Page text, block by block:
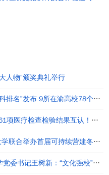
人物”颁奖典礼举行
【重庆日报】2024“软科世界一流学科排名”发布 9所在渝高校78个学科上榜
【重庆日报】迎接全市两会｜推进161项医疗检查检验结果互认！这份提案让我市高品质医疗“更进一步”
【人民网】重庆大学与塔什干建筑大学联合举办首届可持续营建冬季研习营
【人民网】人民建议·献策｜重庆大学党委书记王树新：“文化强校”与“文化强国”建设应同频共振